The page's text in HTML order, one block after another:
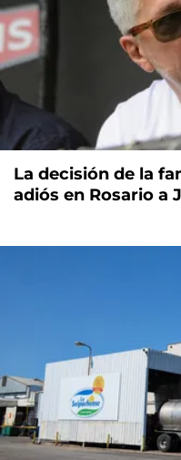
La decisión de la
adiós en Rosario a